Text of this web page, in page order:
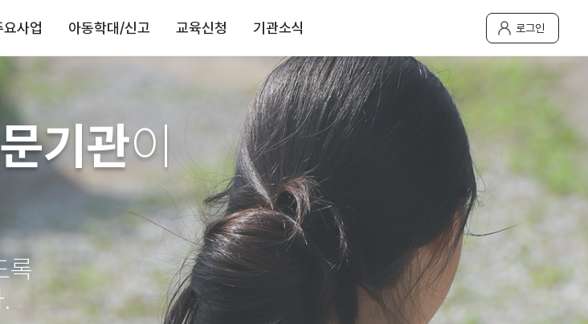
요사업 아동학대/신고 교육신청 기관소식 로그인
기관이
록